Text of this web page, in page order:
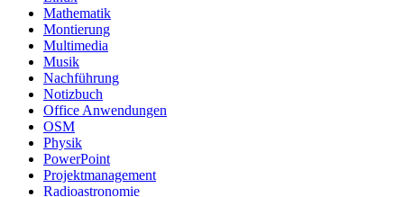
Mathematik
Montierung
Multimedia
Musik
Nachführung
Notizbuch
Office Anwendungen
OSM
Physik
PowerPoint
Projektmanagement
Radioastronomie